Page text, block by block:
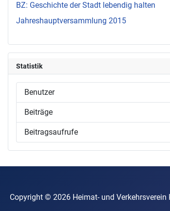
BZ: Geschichte der Stadt lebendig halten
Jahreshauptversammlung 2015
Statistik
Benutzer
Beiträge
Beitragsaufrufe
Copyright © 2026 Heimat- und